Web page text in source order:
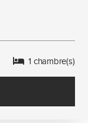
1 chambre(s)